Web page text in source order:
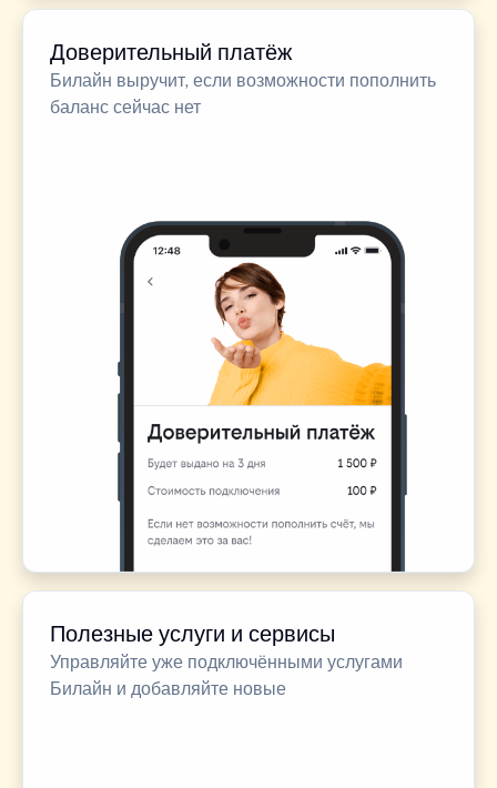
Доверительный платёж
Билайн выручит, если возможности пополнить
баланс сейчас нет
Полезные услуги и сервисы
Управляйте уже подключёнными услугами
Билайн и добавляйте новые